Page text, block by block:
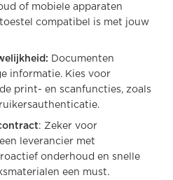
of mobiele apparaten
compatibel is met jouw
Documenten
informatie. Kies voor
print- en scanfuncties, zoals
: Zeker voor
leverancier met
onderhoud en snelle
een must.